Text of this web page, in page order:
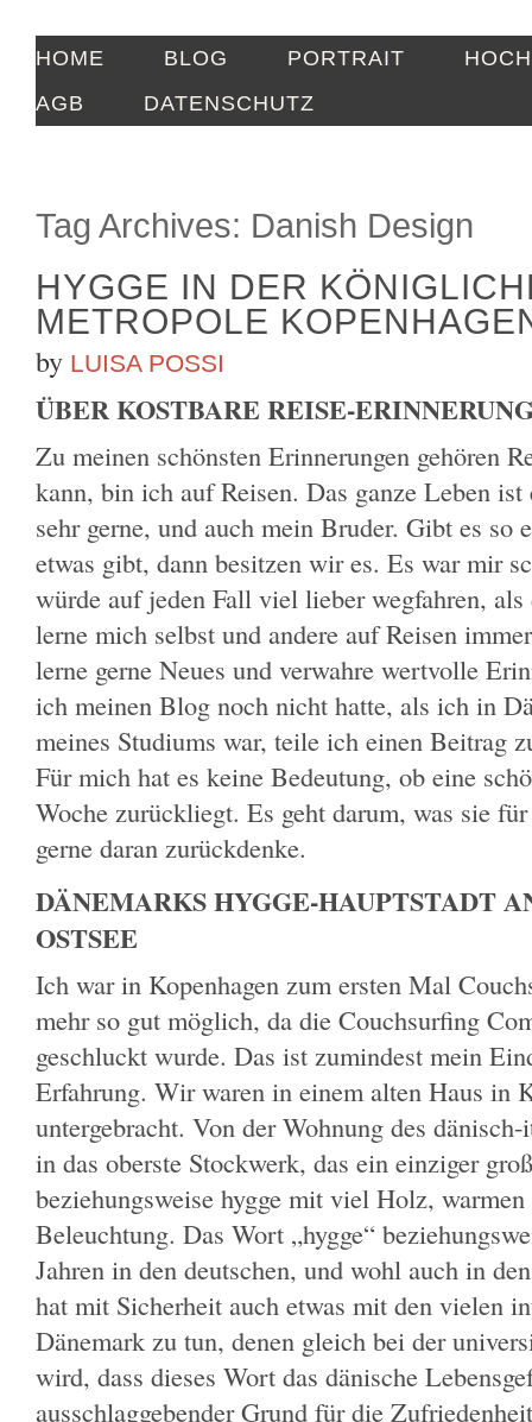
HOME BLOG PORTRAIT
AGB
DATENSCHUTZ
Tag Archives: Danish Design
HYGGE IN DER
METROPOLE
by LUISA POSSI
ÜBER KOSTBARE REISE-
Zu meinen schönsten Erinnerungen gehören
kann, bin ich auf Reisen. Das ganze Leben
sehr gerne, und auch mein Bruder. Gibt es so
etwas gibt, dann besitzen wir es. Es war mir
würde auf jeden Fall viel lieber wegfahren,
lerne mich selbst und andere auf Reisen
lerne gerne Neues und verwahre wertvolle
ich meinen Blog noch nicht hatte, als ich in
meines Studiums war, teile ich einen Beitrag
Für mich hat es keine Bedeutung, ob eine
Woche zurückliegt. Es geht darum, was sie
gerne daran zurückdenke.
DÄNEMARKS HYGGE-HAUPTSTADT
OSTSEE
Ich war in Kopenhagen zum ersten Mal
mehr so gut möglich, da die Couchsurfing
geschluckt wurde. Das ist zumindest mein
Erfahrung. Wir waren in einem alten Haus in
untergebracht. Von der Wohnung des
in das oberste Stockwerk, das ein einziger
beziehungsweise hygge mit viel Holz,
Beleuchtung. Das Wort „hygge“
Jahren in den deutschen, und wohl auch in
hat mit Sicherheit auch etwas mit den vielen
Dänemark zu tun, denen gleich bei der
wird, dass dieses Wort das dänische
ausschlaggebender Grund für die